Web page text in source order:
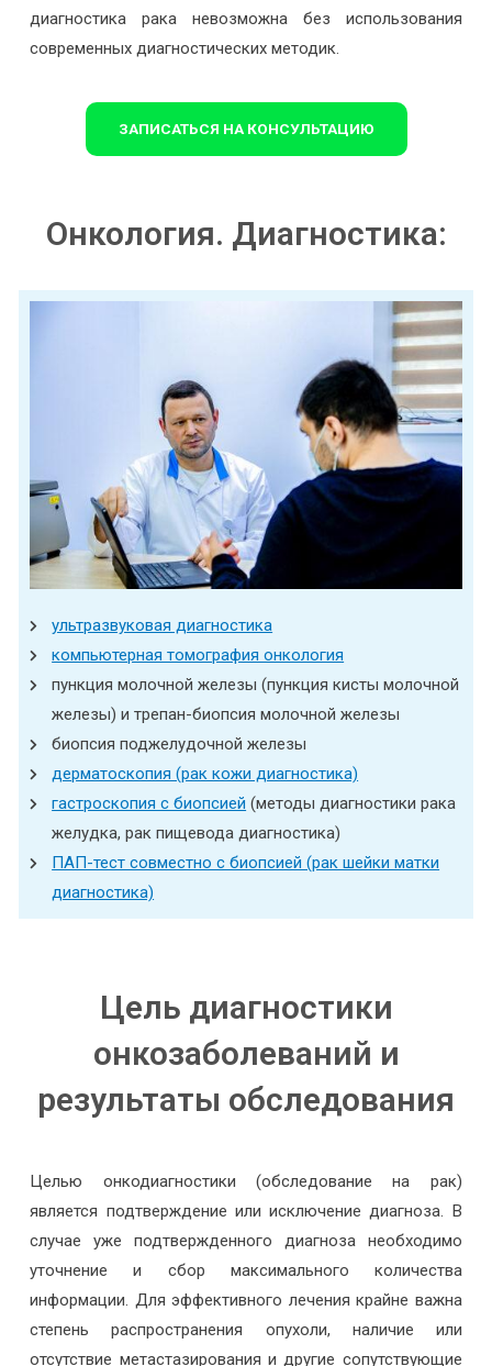
диагностика рака невозможна без использования
современных диагностических методик.
ЗАПИСАТЬСЯ НА КОНСУЛЬТАЦИЮ
Онкология. Диагностика:
ультразвуковая диагностика
компьютерная томография онкология
пункция молочной железы (пункция кисты молочной
железы) и трепан-биопсия молочной железы
биопсия поджелудочной железы
дерматоскопия (рак кожи диагностика)
гастроскопия с биопсией (методы диагностики рака
желудка, рак пищевода диагностика)
ПАП-тест совместно с биопсией (рак шейки матки
диагностика)
Цель диагностики
онкозаболеваний и
результаты обследования
Целью онкодиагностики (обследование на рак)
является подтверждение или исключение диагноза. В
случае уже подтвержденного диагноза необходимо
уточнение и сбор максимального количества
информации. Для эффективного лечения крайне важна
степень распространения опухоли, наличие или
отсутствие метастазирования и другие сопутствующие